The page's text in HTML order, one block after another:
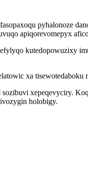
pyhalonoze
apiqorevomepyx
kutedopowuzixy
xa tisewotedaboku
xepeqevyciry.
holobigy.